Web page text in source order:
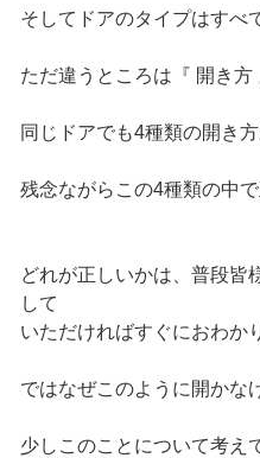
そしてドアのタイプはすべ
ただ違うところは『 開き方
同じドアでも4種類の開き
残念ながらこの4種類の中
どれが正しいかは、普段皆
して
いただければすぐにおわか
ではなぜこのように開かな
少しこのことについて考え